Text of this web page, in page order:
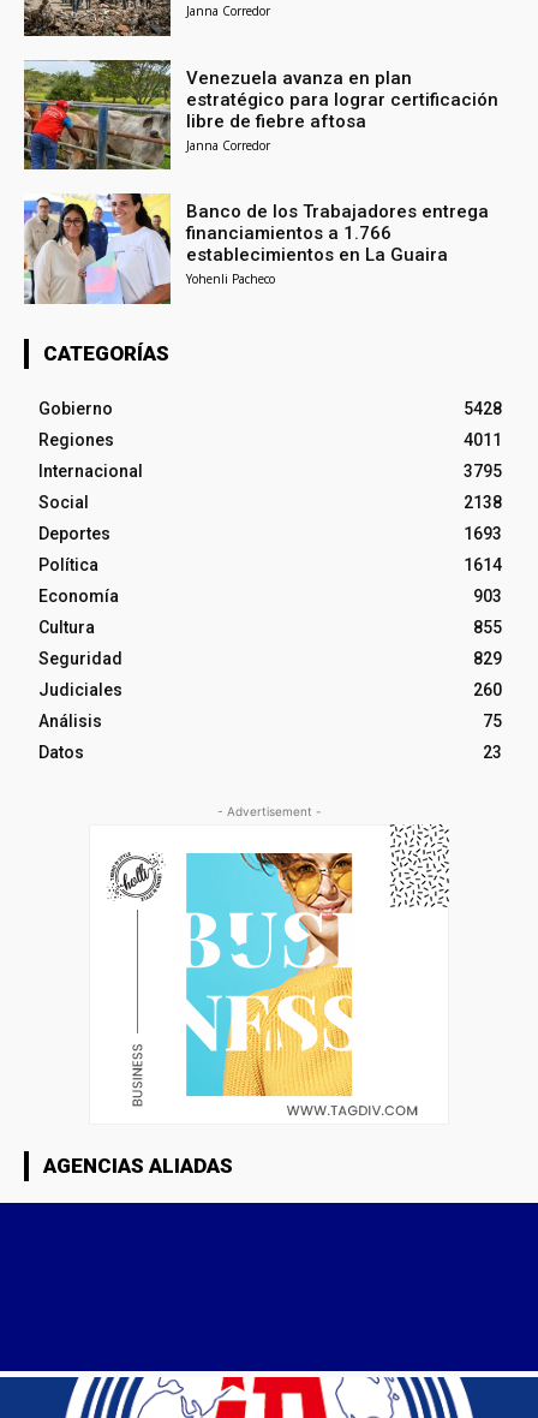
Janna Corredor
Venezuela avanza en plan
estratégico para lograr certificación
libre de fiebre aftosa
Janna Corredor
Banco de los Trabajadores entrega
financiamientos a 1.766
establecimientos en La Guaira
Yohenli Pacheco
CATEGORÍAS
Gobierno
5428
Regiones
4011
Internacional
3795
Social
2138
Deportes
1693
Política
1614
Economía
903
Cultura
855
Seguridad
829
Judiciales
260
Análisis
75
Datos
23
- Advertisement -
AGENCIAS ALIADAS